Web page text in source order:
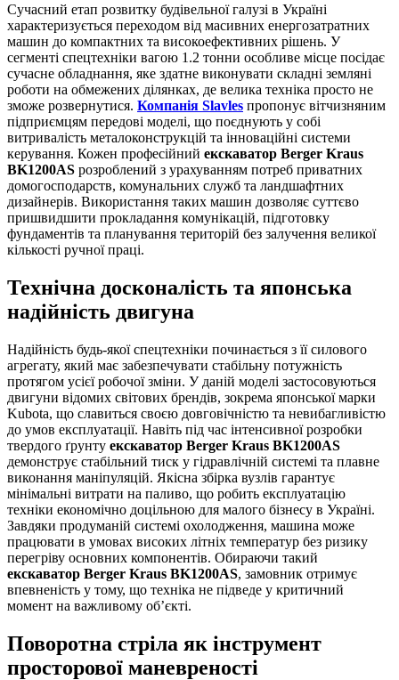
Сучасний етап розвитку будівельної галузі в Україні
характеризується переходом від масивних енергозатратних
машин до компактних та високоефективних рішень. У
сегменті спецтехніки вагою 1.2 тонни особливе місце посідає
сучасне обладнання, яке здатне виконувати складні земляні
роботи на обмежених ділянках, де велика техніка просто не
зможе розвернутися. Компанія Slavles пропонує вітчизняним
підприємцям передові моделі, що поєднують у собі
витривалість металоконструкцій та інноваційні системи
керування. Кожен професійний екскаватор Berger Kraus
BK1200AS розроблений з урахуванням потреб приватних
домогосподарств, комунальних служб та ландшафтних
дизайнерів. Використання таких машин дозволяє суттєво
пришвидшити прокладання комунікацій, підготовку
фундаментів та планування територій без залучення великої
кількості ручної праці.
Технічна досконалість та японська
надійність двигуна
Надійність будь-якої спецтехніки починається з її силового
агрегату, який має забезпечувати стабільну потужність
протягом усієї робочої зміни. У даній моделі застосовуються
двигуни відомих світових брендів, зокрема японської марки
Kubota, що славиться своєю довговічністю та невибагливістю
до умов експлуатації. Навіть під час інтенсивної розробки
твердого ґрунту екскаватор Berger Kraus BK1200AS
демонструє стабільний тиск у гідравлічній системі та плавне
виконання маніпуляцій. Якісна збірка вузлів гарантує
мінімальні витрати на паливо, що робить експлуатацію
техніки економічно доцільною для малого бізнесу в Україні.
Завдяки продуманій системі охолодження, машина може
працювати в умовах високих літніх температур без ризику
перегріву основних компонентів. Обираючи такий
екскаватор Berger Kraus BK1200AS, замовник отримує
впевненість у тому, що техніка не підведе у критичний
момент на важливому об’єкті.
Поворотна стріла як інструмент
просторової маневреності